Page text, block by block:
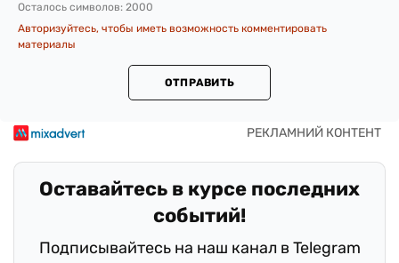
Осталось символов: 2000
Авторизуйтесь, чтобы иметь возможность комментировать
материалы
ОТПРАВИТЬ
Оставайтесь в курсе последних
событий!
Подписывайтесь на наш канал в Telegram